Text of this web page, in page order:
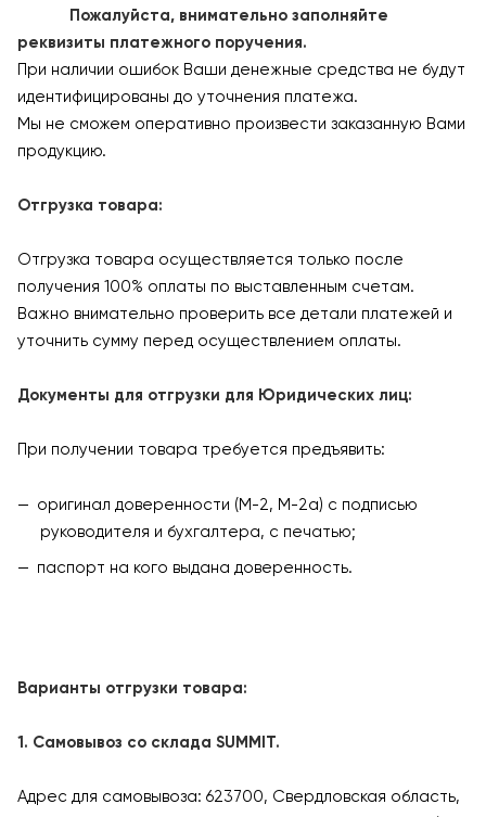
Пожалуйста, внимательно заполняйте
реквизиты платежного поручения.
При наличии ошибок Ваши денежные средства не будут
идентифицированы до уточнения платежа.
Мы не сможем оперативно произвести заказанную Вами
продукцию.
Отгрузка товара:
Отгрузка товара осуществляется только после
получения 100% оплаты по выставленным счетам.
Важно внимательно проверить все детали платежей и
уточнить сумму перед осуществлением оплаты.
Документы для отгрузки для Юридических лиц:
При получении товара требуется предъявить:
оригинал доверенности (М-2, М-2а) с подписью
руководителя и бухгалтера, с печатью;
паспорт на кого выдана доверенность.
Варианты отгрузки товара:
1. Самовывоз со склада SUMMIT.
Адрес для самовывоза: 623700, Свердловская область,